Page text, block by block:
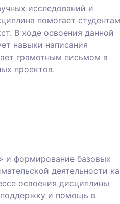
исследований и
помогает студентам
В ходе освоения данной
навыки написания
грамотным письмом в
проектов.
и формирование базовых
деятельности
освоения дисциплины
поддержку и помощь в